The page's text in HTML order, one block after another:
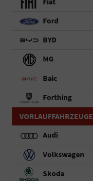
Ford
BYD
MG
Baic
Forthing
VORLAUFFAHRZEUGE
Audi
Volkswagen
Skoda